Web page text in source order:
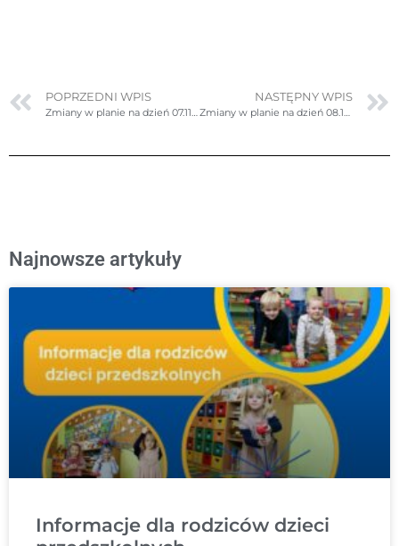
POPRZEDNI WPIS
Zmiany w planie na dzień 07.11.2024r. (czwartek)
NASTĘPNY WPIS
Zmiany w planie na dzień 08.11.2024r. (piątek)
Najnowsze artykuły
Informacje dla rodziców dzieci